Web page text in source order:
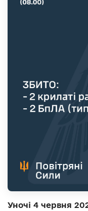
Уночі 4 червня